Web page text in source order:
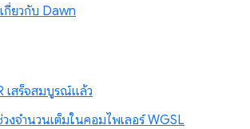
กี่ยวกับ Dawn
เสร็จสมบูรณ์แล้ว
วงจำนวนเต็มในคอมไพเลอร์ WGSL